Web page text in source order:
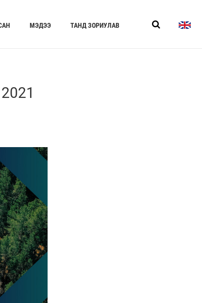
МЭДЭЭ ТАНД ЗОРИУЛАВ